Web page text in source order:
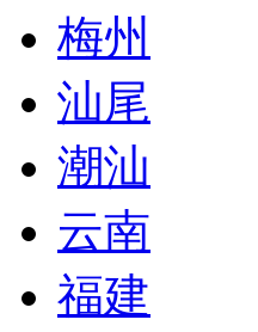
梅州
汕尾
潮汕
云南
福建